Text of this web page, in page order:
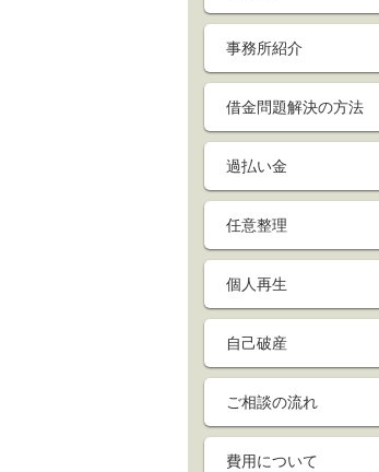
事務所紹介
借金問題解決の方法
過払い金
任意整理
個人再生
自己破産
ご相談の流れ
費用について